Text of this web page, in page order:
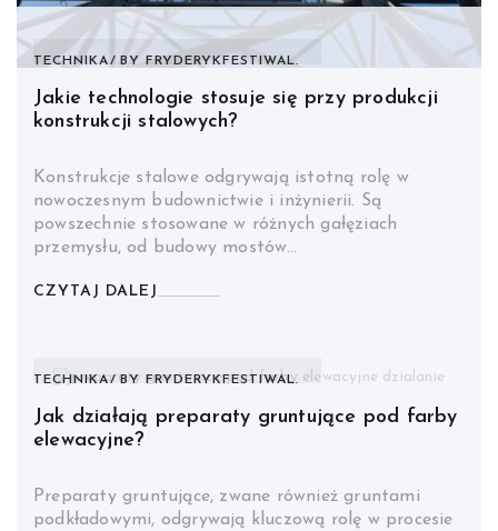
TECHNIKA BY FRYDERYKFESTIWAL.
Jakie technologie stosuje się przy produkcji
konstrukcji stalowych?
Konstrukcje stalowe odgrywają istotną rolę w
nowoczesnym budownictwie i inżynierii. Są
powszechnie stosowane w różnych gałęziach
przemysłu, od budowy mostów…
CZYTAJ DALEJ
TECHNIKA BY FRYDERYKFESTIWAL.
Jak działają preparaty gruntujące pod farby
elewacyjne?
Preparaty gruntujące, zwane również gruntami
podkładowymi, odgrywają kluczową rolę w procesie